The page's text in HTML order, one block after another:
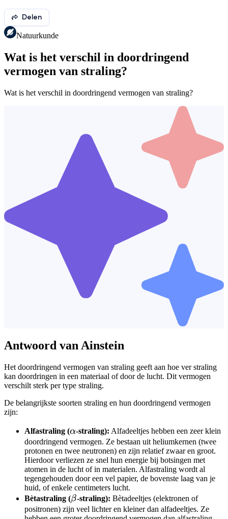
Delen
Natuurkunde
Wat is het verschil in doordringend
vermogen van straling?
Wat is het verschil in doordringend vermogen van straling?
Antwoord van Ainstein
Het doordringend vermogen van straling geeft aan hoe ver straling
kan doordringen in een materiaal of door de lucht. Dit vermogen
verschilt sterk per type straling.
De belangrijkste soorten straling en hun doordringend vermogen
zijn:
Alfastraling (\alpha
α-straling): Alfadeeltjes hebben een zeer klein
doordringend vermogen. Ze bestaan uit heliumkernen (twee
protonen en twee neutronen) en zijn relatief zwaar en groot.
Hierdoor verliezen ze snel hun energie bij botsingen met
atomen in de lucht of in materialen. Alfastraling wordt al
tegengehouden door een vel papier, de bovenste laag van je
huid, of enkele centimeters lucht.
Bètastraling (\beta
β-straling): Bètadeeltjes (elektronen of
positronen) zijn veel lichter en kleiner dan alfadeeltjes. Ze